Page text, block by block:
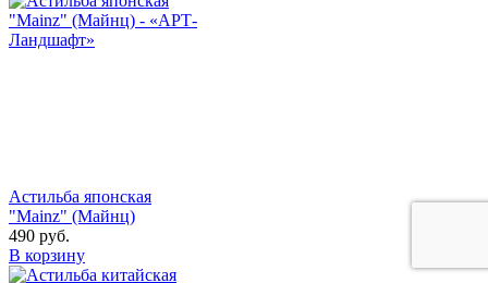
Астильба японская
"Mainz" (Майнц)
490 руб.
В корзину